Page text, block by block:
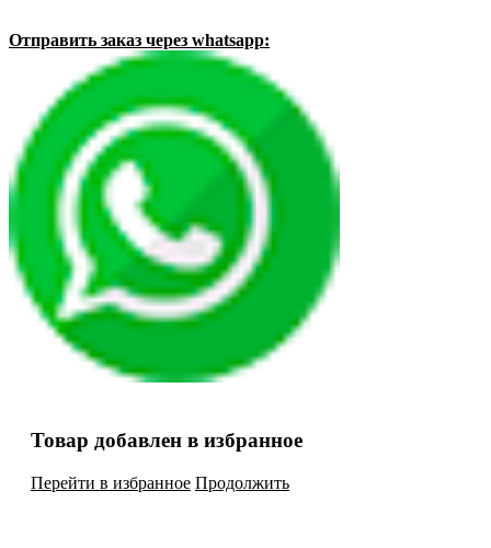
Отправить заказ через whatsapp:
Товар добавлен в избранное
Перейти в избранное Продолжить